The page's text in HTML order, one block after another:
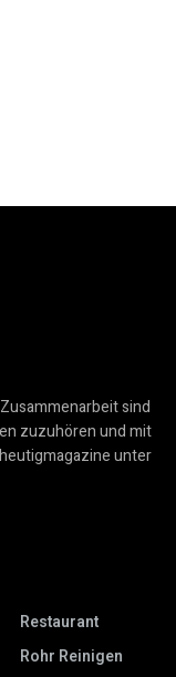
sind
zuzuhören und mit
unter
Restaurant
Rohr Reinigen